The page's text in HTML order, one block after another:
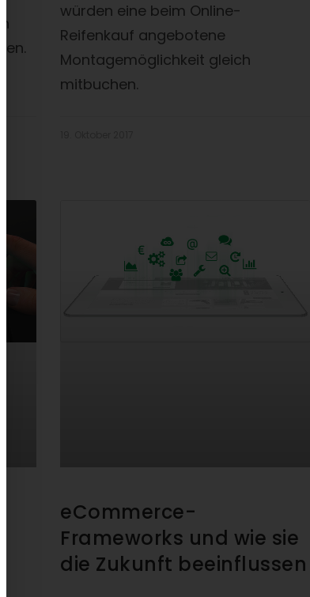
würden eine beim Online-
Reifenkauf angebotene
Montagemöglichkeit gleich
mitbuchen.
eCommerce-
Frameworks und wie sie
die Zukunft beeinflussen